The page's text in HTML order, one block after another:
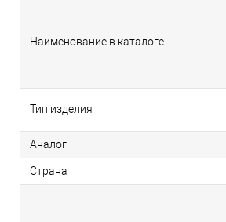
Наименование в каталоге
Тип изделия
Аналог
Страна